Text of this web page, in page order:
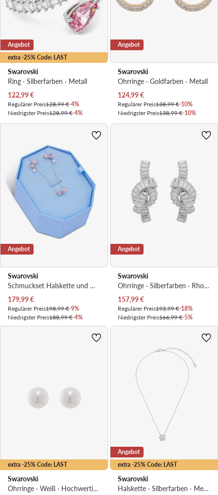
extra -25% Code: LAST
Angebot
Swarovski
Ring · Silberfarben · Metall
Aktueller Preis
122,99€
Regulärer Preis128,99 €-4%
Niedrigster Preis128,99 €-4%
Angebot
Swarovski
Ohrringe · Goldfarben · Metall
Aktueller Preis
124,99€
Regulärer Preis138,99 €-10%
Niedrigster Preis138,99 €-10%
Angebot
Swarovski
Schmuckset Halskette und Ohrringe · Silberfarben · Metall
Aktueller Preis
179,99€
Regulärer Preis198,99 €-9%
Niedrigster Preis188,99 €-4%
Angebot
Swarovski
Ohrringe · Silberfarben · Rhodiniertes Metall
Aktueller Preis
157,99€
Regulärer Preis193,99 €-18%
Niedrigster Preis166,99 €-5%
extra -25% Code: LAST
Swarovski
Ohrringe · Weiß · Hochwertiger Kunststoff, Rhodiniertes Metall
extra -25% Code: LAST
Angebot
Swarovski
Halskette · Silberfarben · Metall